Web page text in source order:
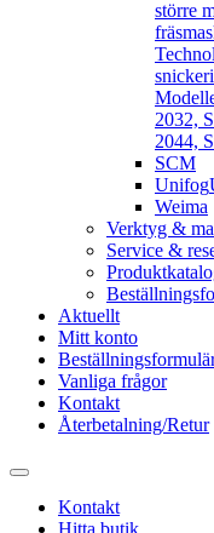
större
2032,
2044,
SCM
Unifog
Weima
Verktyg &
Service &
Aktuellt
Mitt konto
Vanliga frågor
Kontakt
Återbetalning/Retur
Kontakt
Hitta butik